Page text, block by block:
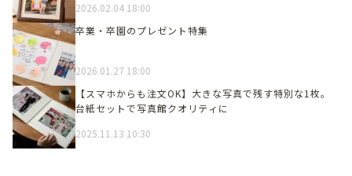
2026.02.04 18:00
卒業・卒園のプレゼント特集
2026.01.27 18:00
【スマホからも注文OK】大きな写真で残す特別な1枚。
台紙セットで写真館クオリティに
2025.11.13 10:30